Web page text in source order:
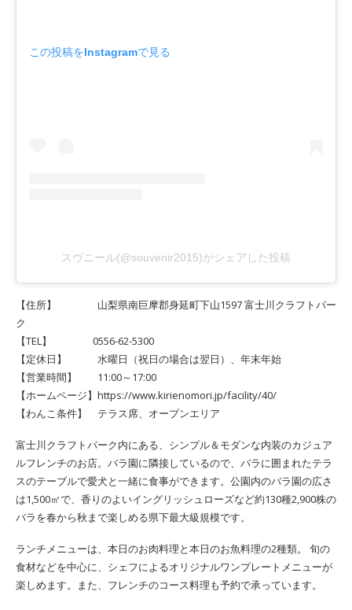
この投稿をInstagramで見る
スヴニール(@souvenir2015)がシェアした投稿
【住所】 山梨県南巨摩郡身延町下山1597 富士川クラフトパー
ク
【TEL】 0556-62-5300
【定休日】 水曜日（祝日の場合は翌日）、年末年始
【営業時間】 11:00～17:00
【ホームページ】https://www.kirienomori.jp/facility/40/
【わんこ条件】 テラス席、オープンエリア
富士川クラフトパーク内にある、シンプル＆モダンな内装のカジュア
ルフレンチのお店。バラ園に隣接しているので、バラに囲まれたテラ
スのテーブルで愛犬と一緒に食事ができます。公園内のバラ園の広さ
は1,500㎡で、香りのよいイングリッシュローズなど約130種2,900株の
バラを春から秋まで楽しめる県下最大級規模です。
ランチメニューは、本日のお肉料理と本日のお魚料理の2種類。 旬の
食材などを中心に、シェフによるオリジナルワンプレートメニューが
楽しめます。また、フレンチのコース料理も予約で承っています。